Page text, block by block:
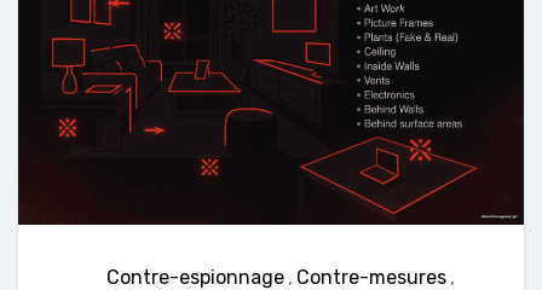
Contre-espionnage , Contre-mesures ,